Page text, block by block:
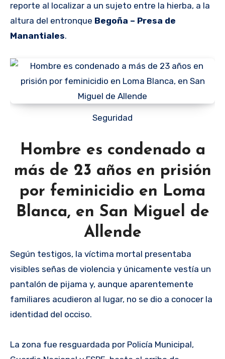
reporte al localizar a un sujeto entre la hierba, a la
altura del entronque Begoña – Presa de
Manantiales.
Seguridad
Hombre es condenado a
más de 23 años en prisión
por feminicidio en Loma
Blanca, en San Miguel de
Allende
Según testigos, la víctima mortal presentaba
visibles señas de violencia y únicamente vestía un
pantalón de pijama y, aunque aparentemente
familiares acudieron al lugar, no se dio a conocer la
identidad del occiso.
La zona fue resguardada por Policía Municipal,